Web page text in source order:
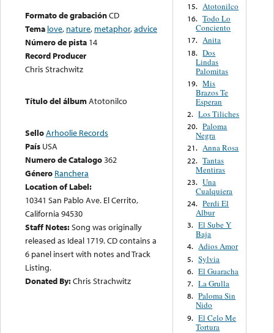
Formato de grabaciónCD
Tema love, nature, metaphor,advice
Número de pista 14
Record Producer
Chris Strachwitz
Título del álbumAtotonilco
SelloArhoolie Records
País USA
Numero de Catalogo362
Género Ranchera
Location of Label:
10341 San Pablo Ave. El Cerrito,
California 94530
Staff Notes:Song was originally
released as Ideal 1719. CD contains a
6 panel insert with notes and Track
Listing.
Donated By:Chris Strachwitz
15. Atotonilco
16. Todo Lo
Conciento
17. Anita
18. Dos
Lindas
Palomitas
19. Mis
Brazos Te
Esperan
2. Los Tiliches
20. Paloma
Negra
21. Anna Rosa
22. Tantas
Mentiras
23. Una
Cualquiera
24. Perdi El
Albur
3. El Sube Y
Baja
4. Adios Amor
5. Sylvia
6. El Guaracha
7. La Grulla
8. Paloma Sin
Nido
9. El Celo Me
Tortura